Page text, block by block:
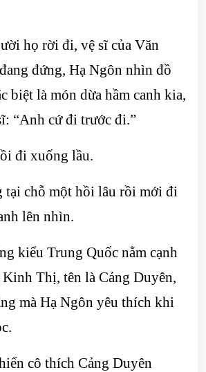
họ rời đi, vệ sĩ của Văn
đứng, Hạ Ngôn nhìn đồ
biệt là món dừa hầm canh kia,
“Anh cứ đi trước đi.”
đi xuống lầu.
tại chỗ một hồi lâu rồi mới đi
lên nhìn.
kiểu Trung Quốc nằm cạnh
Thị, tên là Cảng Duyên,
mà Hạ Ngôn yêu thích khi
cô thích Cảng Duyên